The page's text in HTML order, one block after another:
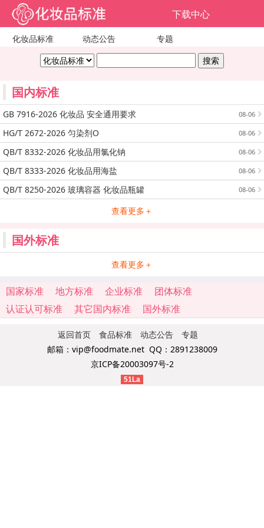
下载中心
化妆品标准 动态公告 专题
国内标准
08-06
GB 7916-2026 化妆品 安全通用要求
08-06
HG/T 2672-2026 匀染剂O
08-06
QB/T 8332-2026 化妆品用氯化钠
08-06
QB/T 8333-2026 化妆品用海盐
08-06
QB/T 8250-2026 玻璃容器 化妆品瓶罐
查看更多＋
国外标准
查看更多＋
国家标准 地方标准 企业标准
团体标准
认证认可标准
其它国内标准 国外标准
返回首页 食品标准 动态公告
专题
邮箱：vip@foodmate.net QQ：2891238009
京ICP备20003097号-2
51La